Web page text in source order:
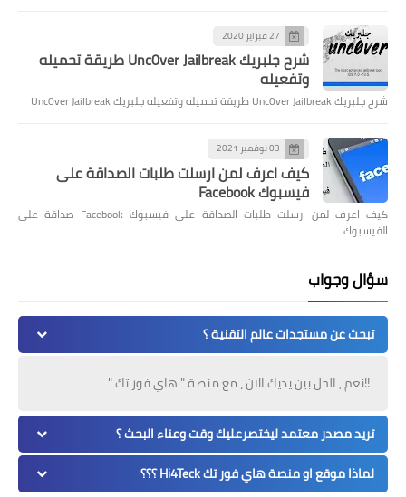
27 فبراير 2020
شرح جلبريك Unc0ver Jailbreak طريقة تحميله
وتفعيله
شرح جلبريك Unc0ver Jailbreak طريقة تحميله وتفعيله جلبريك Unc0ver Jailbreak
03 نوفمبر 2021
كيف اعرف لمن ارسلت طلبات الصداقة على
فيسبوك Facebook
كيف اعرف لمن ارسلت طلبات الصداقة على فيسبوك Facebook صداقة على
الفيسبوك
سؤال وجواب
تبحث عن مستجدات عالم التقنية ؟
!!نعم , الحل بين يديك الان ، مع منصة " هاي فور تك "
تريد مصدر معتمد ليختصرعليك وقت وعناء البحث ؟
لماذا موقع او منصة هاي فور تك Hi4Teck ؟؟؟